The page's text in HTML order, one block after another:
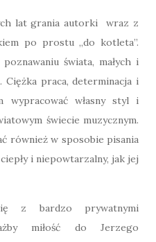
lat grania autorki wraz z
po prostu „do kotleta”.
świata, małych i
Ciężka praca, determinacja i
wypracować własny styl i
świecie muzycznym.
również w sposobie pisania
i niepowtarzalny, jak jej
z bardzo prywatnymi
miłość do Jerzego